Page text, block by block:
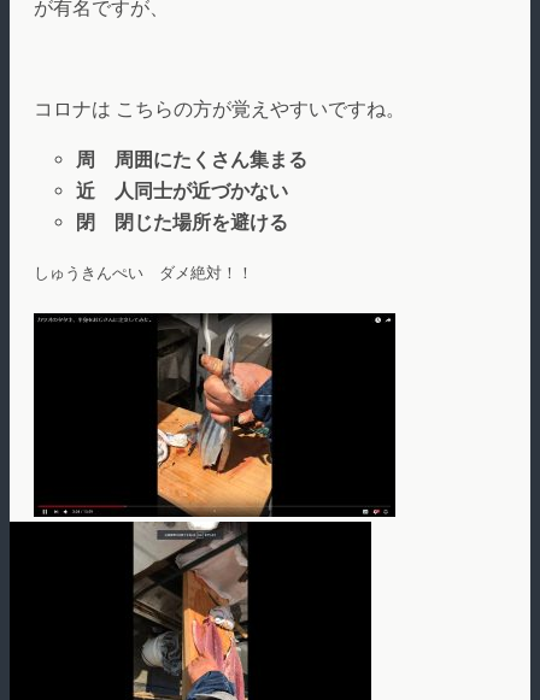
が有名ですが、
コロナは こちらの方が覚えやすいですね。
周 周囲にたくさん集まる
近 人同士が近づかない
閉 閉じた場所を避ける
しゅうきんぺい　ダメ絶対！！